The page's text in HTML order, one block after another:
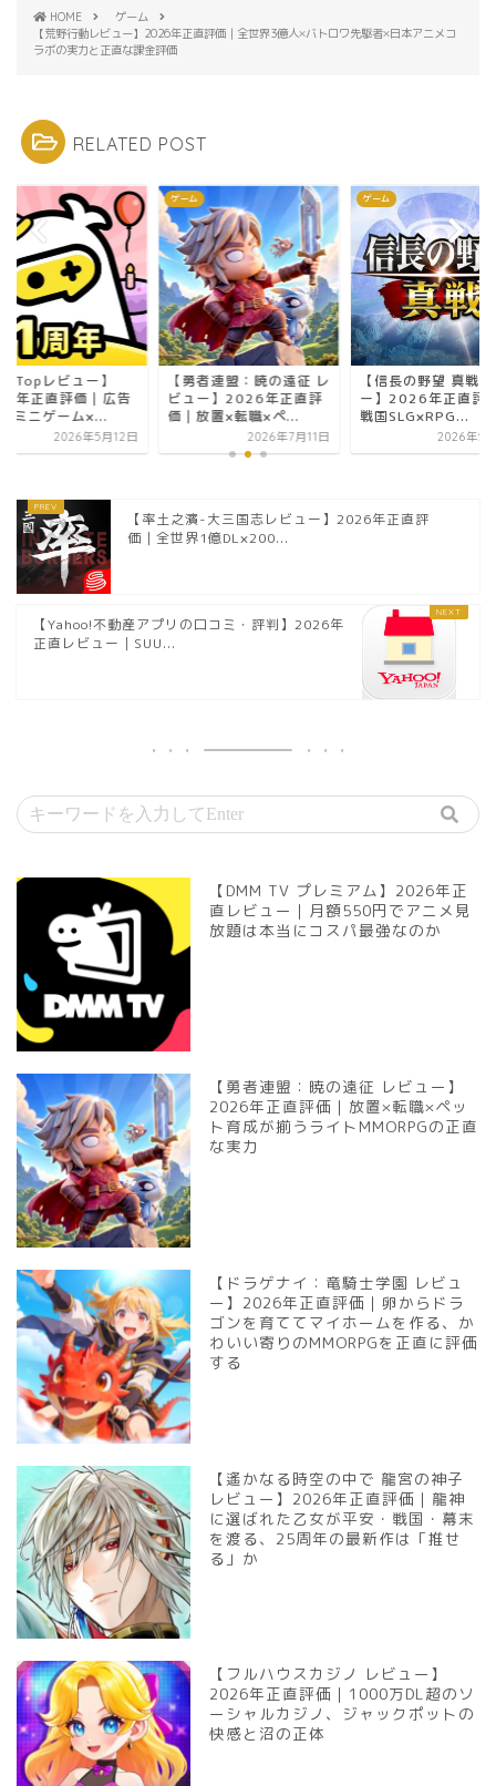
HOME
ゲーム
【荒野行動レビュー】2026年正直評価｜全世界3億人×バトロワ先駆者×日本アニメコ
ラボの実力と正直な課金評価
RELATED POST
レビュー】
年正直評価｜広告
×ミニゲーム×...
2026年5月12日
ゲーム
【勇者連盟：暁の遠征 レ
ビュー】2026年正直評
価｜放置×転職×ペ...
2026年7月11日
ゲーム
【信長の野望 真戦
ー】2026年正直評
戦国SLG×RPG...
2026年5
【率土之濱-大三国志レビュー】2026年正直評
価｜全世界1億DL×200...
【Yahoo!不動産アプリの口コミ・評判】2026年
正直レビュー｜SUU...
【DMM TV プレミアム】2026年正
直レビュー｜月額550円でアニメ見
放題は本当にコスパ最強なのか
【勇者連盟：暁の遠征 レビュー】
2026年正直評価｜放置×転職×ペッ
ト育成が揃うライトMMORPGの正直
な実力
【ドラゲナイ：竜騎士学園 レビュ
ー】2026年正直評価｜卵からドラ
ゴンを育ててマイホームを作る、か
わいい寄りのMMORPGを正直に評価
する
【遙かなる時空の中で 龍宮の神子
レビュー】2026年正直評価｜龍神
に選ばれた乙女が平安・戦国・幕末
を渡る、25周年の最新作は「推せ
る」か
【フルハウスカジノ レビュー】
2026年正直評価｜1000万DL超のソ
ーシャルカジノ、ジャックポットの
快感と沼の正体